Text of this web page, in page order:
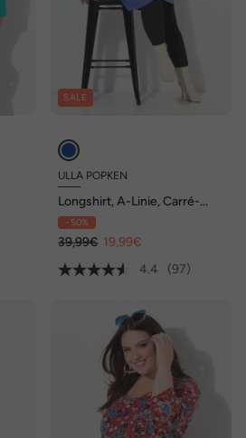
SALE
ULLA POPKEN
Longshirt, A-Linie, Carré-
Ausschnitt, 3/4-Arm
- 50%
39,99€ 19,99€
4.4
(97)